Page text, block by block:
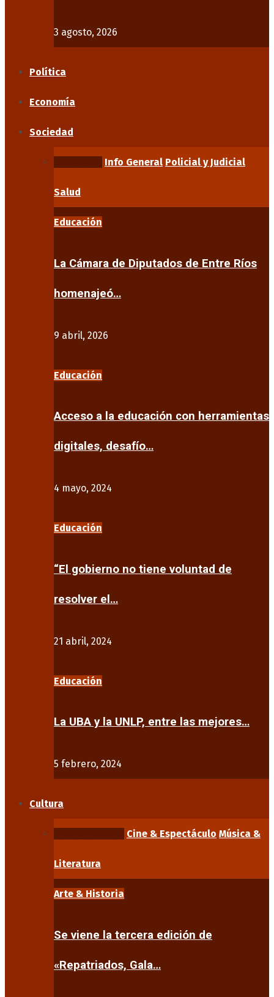
3 agosto, 2026
Política
Economía
Sociedad
Info General Policial y Judicial
Salud
Educación
La Cámara de Diputados de Entre Ríos
homenajeó…
9 abril, 2026
Educación
Acceso a la educación con herramientas
digitales, desafío…
4 mayo, 2024
Educación
“El gobierno no tiene voluntad de
resolver el…
21 abril, 2024
Educación
La UBA y la UNLP, entre las mejores…
5 febrero, 2024
Cultura
Cine & Espectáculo Música &
Literatura
Arte & Historia
Se viene la tercera edición de
«Repatriados, Gala…